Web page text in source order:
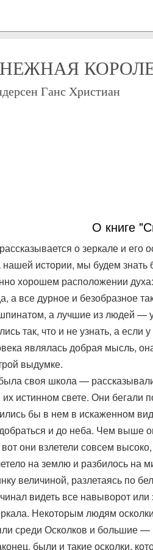
Ганс Христиан
О книге
о зеркале и его
истории, мы будем
хорошем расположении
а все дурное и безобразное
а лучшие из людей —
так, что и не узнать, а
являлась добрая мысль,
выдумке.
своя школа —
истинном свете. Они бегали
бы в нем в искаженном
и до неба. Чем выше
они взлетели совсем
на землю и разбилось
величиной, разлетаясь по
видеть все навыворот
Некоторым людям
среди Осколков и большие
были и такие осколки,